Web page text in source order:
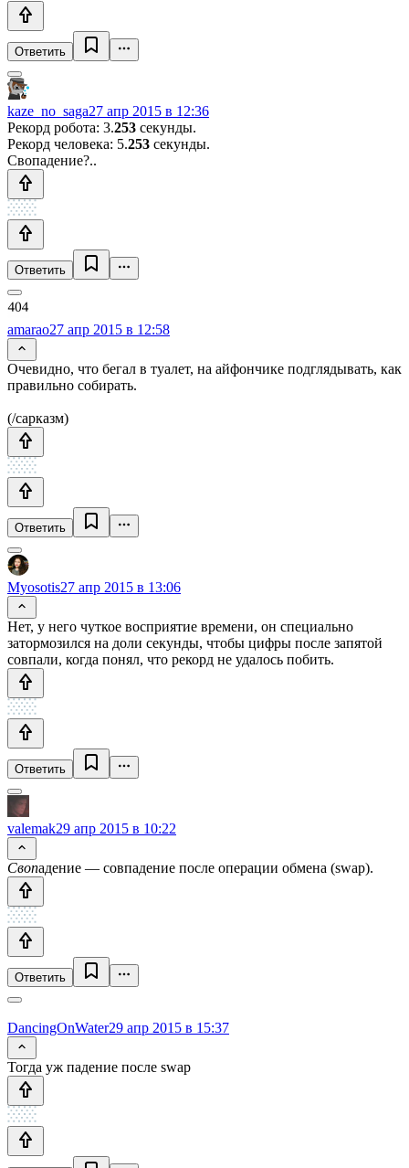
Ответить
kaze_no_saga27 апр 2015 в 12:36
Рекорд робота: 3.253 секунды.
Рекорд человека: 5.253 секунды.
Свопадение?..
Ответить
amarao27 апр 2015 в 12:58
Очевидно, что бегал в туалет, на айфончике подглядывать, как
правильно собирать.
(/сарказм)
Ответить
Myosotis27 апр 2015 в 13:06
Нет, у него чуткое восприятие времени, он специально
затормозился на доли секунды, чтобы цифры после запятой
совпали, когда понял, что рекорд не удалось побить.
Ответить
valemak29 апр 2015 в 10:22
Свопадение — совпадение после операции обмена (swap).
Ответить
DancingOnWater29 апр 2015 в 15:37
Тогда уж падение после swap